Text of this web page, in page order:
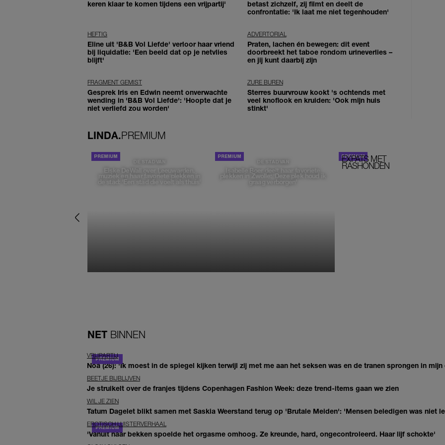
keren klaar te komen tijdens een vrijpartij'
betast zichzelf, zij filmt en deelt de
confrontatie: 'Ik laat me niet tegenhouden'
HEFTIG
Eline uit 'B&B Vol Liefde' verloor haar vriend
bij liquidatie: 'Een beeld dat op je netvlies
blijft'
ADVERTORIAL
Praten, lachen én bewegen: dit event
doorbreekt het taboe rondom urineverlies –
en jij kunt daarbij zijn
FRAGMENT GEMIST
Gesprek Iris en Edwin neemt onverwachte
wending in 'B&B Vol Liefde': 'Hoopte dat je
niet verliefd zou worden'
ZURE BUREN
Sterres buurvrouw kookt 's ochtends met
veel knoflook en kruiden: 'Ook mijn huis
stinkt'
LINDA.PREMIUM
DE STAD VAN
Elske DeWall over Leeuwarden,
muziek en haar favoriete plekken in
de stad: 'Een stad die voelt als thuis'
DE STAD VAN
Isabelle Boer deelt haar favoriete
plekken in Zwolle: 'Deze plek houd ik
graag verborgen'
EXPATS MET
RASHONDEN
NET BINNEN
VRIJPARTIJ
Noa (26): 'Ik moest in de spiegel kijken terwijl zij met me aan het seksen was en de tranen sprongen in mijn
BEETJE BIJBLIJVEN
Je struikelt over de franjes tijdens Copenhagen Fashion Week: deze trend-items gaan we zien
WIL JE ZIEN
Tatum Dagelet blikt samen met Saskia Weerstand terug op 'Brutale Meiden': 'Mensen beledigen was niet
EROTISCH LUISTERVERHAAL
'Vanuit haar bekken spoelde het orgasme omhoog. Ze kreunde, hard, ongecontroleerd. Haar lijf schokte'